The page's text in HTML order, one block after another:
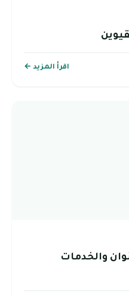
اقرأ المزيد ←
والخدمات